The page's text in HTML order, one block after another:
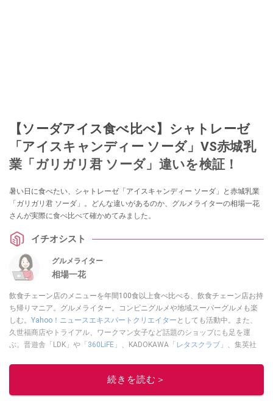
【ソーダアイス食べ比べ】シャトレーゼ
「アイスキャンディー ソーダ」VS赤城乳
業「ガリガリ君 ソーダ」違いを検証！
暑い日に食べたい、シャトレーゼ「アイスキャンディー ソーダ」と赤城乳業
「ガリガリ君 ソーダ」。どんな違いがあるのか、グルメライターの相場一花
さんが実際に食べ比べて確かめてみました。
イチオシスト
グルメライター
相場一花
飲食チェーン店のメニューを年間100食以上食べ比べる、飲食チェーン店お持
ち帰りマニア。グルメライター。コンビニグルメや地域スーパーグルメも楽
しむ。 Yahoo！ニュースエキスパートクリエイター としても活動中。また、
久世福商店やトライアル、ワークマン女子など話題のショップにも足を運
ぶ。晋遊舎「LDK」や 「360LiFE」 、KADOKAWA 「レタスクラブ」 、集英社
ルメライター、食の専門家として出演実績あり。
続きを読む＞